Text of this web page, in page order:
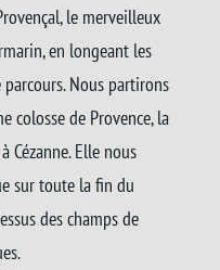
le merveilleux
en longeant les
Nous partirons
colosse de Provence, la
Cézanne. Elle nous
sur toute la fin du
des champs de